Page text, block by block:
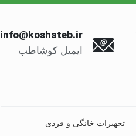
info@koshateb.ir
ایمیل کوشاطب
تجهیزات خانگی و فردی